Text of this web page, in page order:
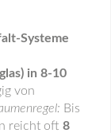
Systeme
in 8-10
von
Bis
reicht oft 8